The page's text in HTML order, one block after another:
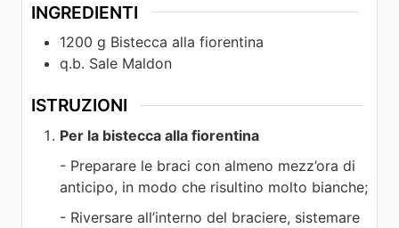
INGREDIENTI
1200 g Bistecca alla fiorentina
q.b. Sale Maldon
ISTRUZIONI
Per la bistecca alla fiorentina
- Preparare le braci con almeno mezz’ora di
anticipo, in modo che risultino molto bianche;
- Riversare all’interno del braciere, sistemare